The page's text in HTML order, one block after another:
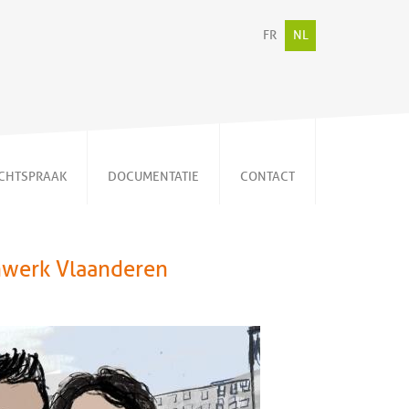
FR NL
DOCUMENTATIE
Publicaties
Nieuwsbrieven
CONTACT
Vlaanderen